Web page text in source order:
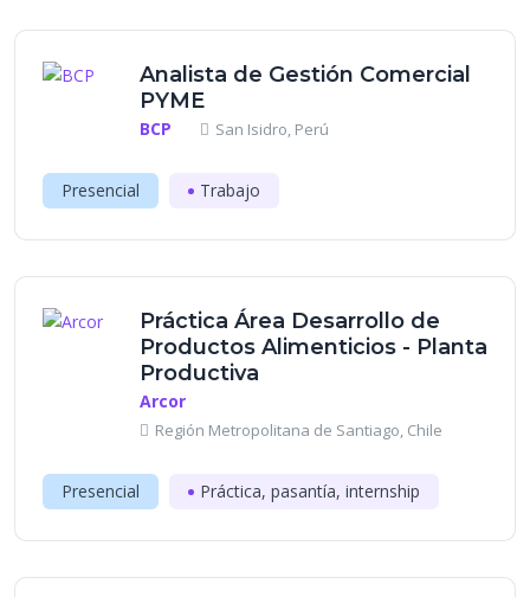
Analista de Gestión Comercial
PYME
BCP San Isidro, Perú
Presencial Trabajo
Práctica Área Desarrollo de
Productos Alimenticios - Planta
Productiva
Arcor
Región Metropolitana de Santiago, Chile
Presencial Práctica, pasantía, internship